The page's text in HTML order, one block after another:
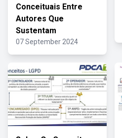
Conceituais Entre
Autores Que
Sustentam
07 September 2024